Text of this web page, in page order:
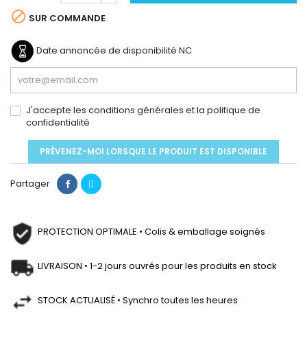
 SUR COMMANDE
Date annoncée de disponibilité NC
J'accepte les conditions générales et la politique de
confidentialité
PRÉVENEZ-MOI LORSQUE LE PRODUIT EST DISPONIBLE
Partager
PROTECTION OPTIMALE • Colis & emballage soignés
LIVRAISON • 1-2 jours ouvrés pour les produits en stock
STOCK ACTUALISÉ • Synchro toutes les heures